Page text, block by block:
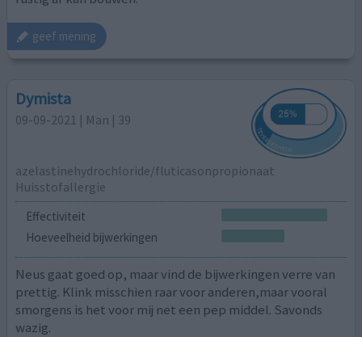
geef mening
Dymista
09-09-2021 | Man | 39
azelastinehydrochloride/fluticasonpropionaat
Huisstofallergie
Effectiviteit
Hoeveelheid bijwerkingen
Neus gaat goed op, maar vind de bijwerkingen verre van
prettig. Klink misschien raar voor anderen,maar vooral
smorgens is het voor mij net een pep middel. Savonds
wazig.